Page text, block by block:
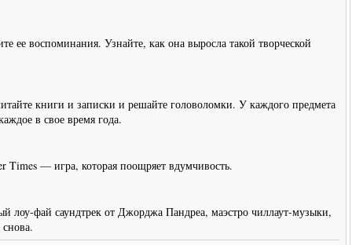
ее воспоминания. Узнайте, как она выросла такой творческой
книги и записки и решайте головоломки. У каждого предмета
в свое время года.
Times — игра, которая поощряет вдумчивость.
лоу-фай саундтрек от Джорджа Пандреа, маэстро чиллаут-музыки,